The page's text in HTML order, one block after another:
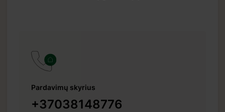
Pardavimų skyrius
+37038148776